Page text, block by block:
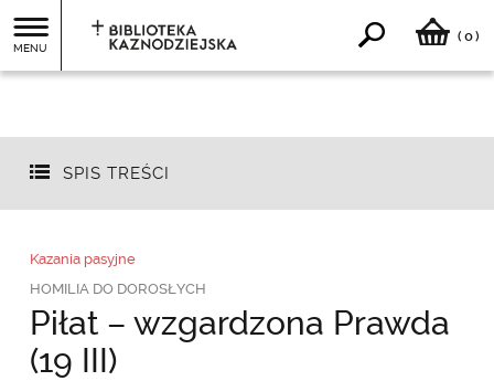
MENU
( 0)
SPIS TREŚCI
Kazania pasyjne
HOMILIA DO DOROSŁYCH
Piłat – wzgardzona Prawda
(19 III)